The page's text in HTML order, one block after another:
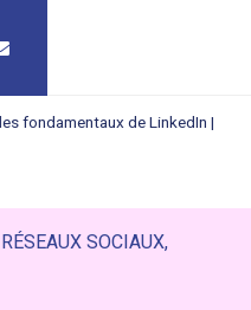
fondamentaux de LinkedIn |
RÉSEAUX SOCIAUX,